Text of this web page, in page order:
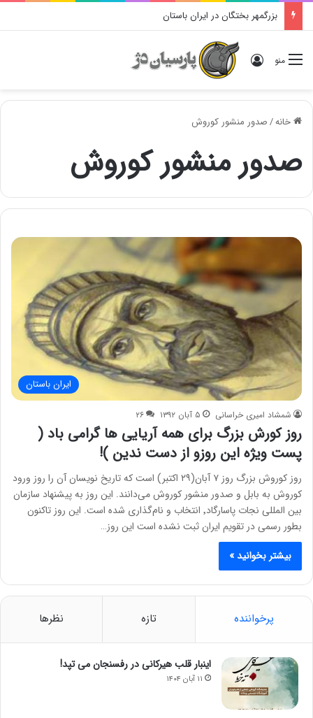
بزرگمهر بختگان در ایران باستان
منو ورود
خانه/صدور منشور کوروش
صدور منشور کوروش
ایران باستان
شمشاد امیری خراسانی ۵ آبان ۱۳۹۲ ۲۶
روز کورش بزرگ برای همه آریایی ها گرامی باد (
پست ویژه این روزو از دست ندین )!
روز کوروش بزرگ روز ۷ آبان(۲۹ اکتبر) است که تاریخ نویسان آن را روز ورود
کوروش به بابل و صدور منشور کوروش می‌دانند. این روز به پیشنهاد سازمان
بین المللی نجات پاسارگاد٬ انتخاب و نام‌گذاری شده است. این روز تاکنون
بطور رسمی در تقویم ایران ثبت نشده است این روز…
بیشتر بخوانید »
پرخواننده تازه نظرها
اینبار قلب هیرکانی در رفسنجان می تپد!
۱۱ آبان ۱۴۰۴